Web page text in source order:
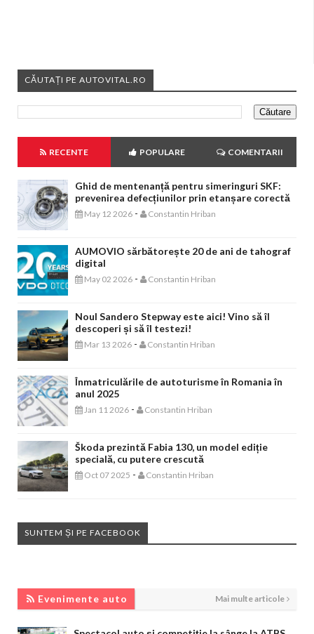
CĂUTAȚI PE AUTOVITAL.RO
RECENTE POPULARE COMENTARII
Ghid de mentenanță pentru simeringuri SKF:
prevenirea defecțiunilor prin etanșare corectă
May 12 2026 - Constantin Hriban
AUMOVIO sărbătorește 20 de ani de tahograf
digital
May 02 2026 - Constantin Hriban
Noul Sandero Stepway este aici! Vino să îl
descoperi și să îl testezi!
Mar 13 2026 - Constantin Hriban
Înmatriculările de autoturisme în Romania în
anul 2025
Jan 11 2026 - Constantin Hriban
Škoda prezintă Fabia 130, un model ediție
specială, cu putere crescută
Oct 07 2025 - Constantin Hriban
SUNTEM ȘI PE FACEBOOK
Evenimente auto Mai multe articole